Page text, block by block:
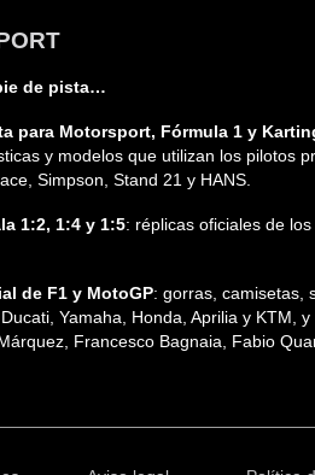
de pista…
para Motorsport, Fórmula 1 y
y modelos que utilizan los pilotos
Simpson, Stand 21 y HANS.
1:2, 1:4 y 1:5: réplicas oficiales de
de F1 y MotoGP: gorras, camisetas,
Yamaha, Honda, Aprilia y KTM,
Francesco Bagnaia, Fabio